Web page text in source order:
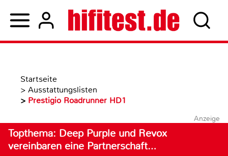
Startseite
> Ausstattungslisten
> Prestigio Roadrunner HD1
Anzeige
Topthema: Deep Purple und Revox
vereinbaren eine Partnerschaft…